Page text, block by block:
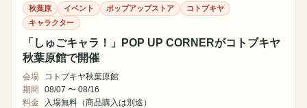
秋葉原 イベント ポップアップストア
コトブキヤ
キャラクター
「しゅごキャラ！」POP UP CORNERがコトブキヤ
秋葉原館で開催
会場
コトブキヤ秋葉原館
期間
08/07 〜 08/16
料金
入場無料（商品購入は別途）